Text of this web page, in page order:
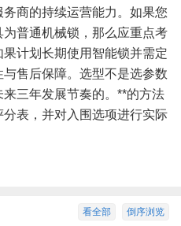
商的持续运营能力。如果您
普通机械锁，那么应重点考
计划长期使用智能锁并需定
售后保障。选型不是选参数
三年发展节奏的。**的方法
表，并对入围选项进行实际
倒序浏览
看全部